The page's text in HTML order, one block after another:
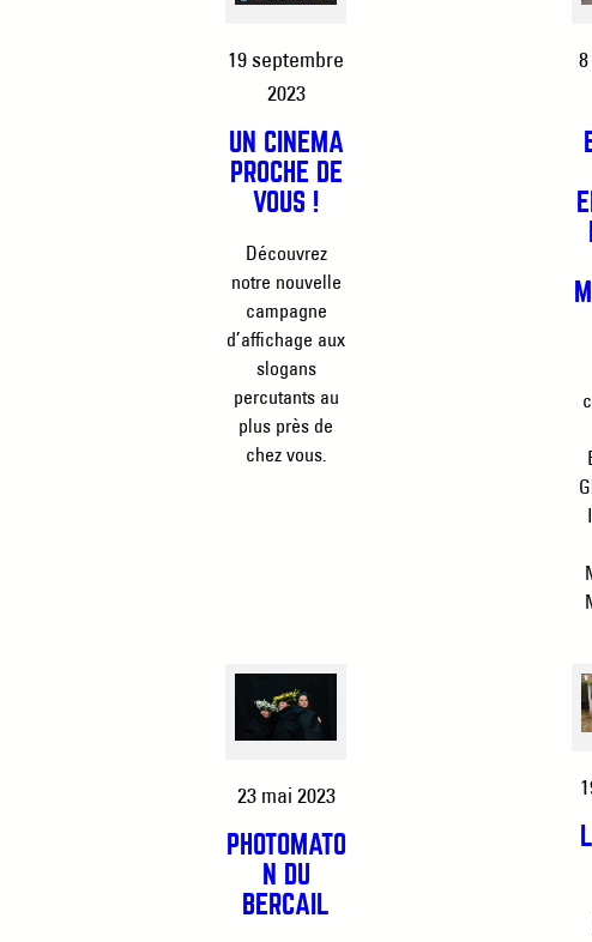
19 septembre
2023
UN CINÉMA
PROCHE DE
VOUS !
Découvrez
notre nouvelle
campagne
d’affichage aux
slogans
percutants au
plus près de
chez vous.
23 mai 2023
PHOTOMATO
N DU
BERCAIL